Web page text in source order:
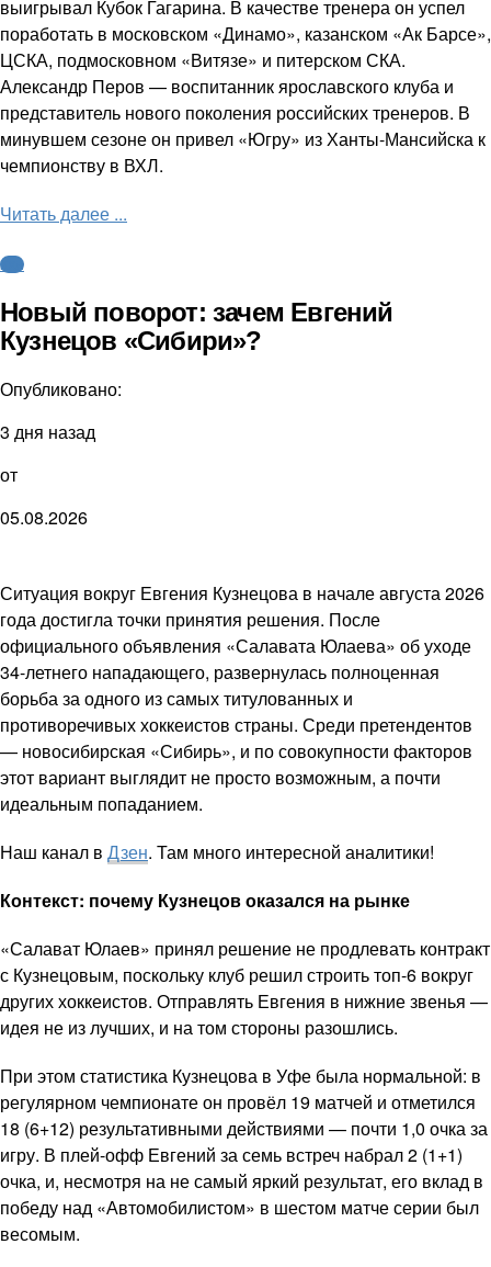
выигрывал Кубок Гагарина. В качестве тренера он успел
поработать в московском «Динамо», казанском «Ак Барсе»,
ЦСКА, подмосковном «Витязе» и питерском СКА.
Александр Перов — воспитанник ярославского клуба и
представитель нового поколения российских тренеров. В
минувшем сезоне он привел «Югру» из Ханты-Мансийска к
чемпионству в ВХЛ.
Читать далее ...
КХЛ
Новый поворот: зачем Евгений
Кузнецов «Сибири»?
Опубликовано:
3 дня назад
от
05.08.2026
Ситуация вокруг Евгения Кузнецова в начале августа 2026
года достигла точки принятия решения. После
официального объявления «Салавата Юлаева» об уходе
34-летнего нападающего, развернулась полноценная
борьба за одного из самых титулованных и
противоречивых хоккеистов страны. Среди претендентов
— новосибирская «Сибирь», и по совокупности факторов
этот вариант выглядит не просто возможным, а почти
идеальным попаданием.
Наш канал в Дзен. Там много интересной аналитики!
Контекст: почему Кузнецов оказался на рынке
«Салават Юлаев» принял решение не продлевать контракт
с Кузнецовым, поскольку клуб решил строить топ-6 вокруг
других хоккеистов. Отправлять Евгения в нижние звенья —
идея не из лучших, и на том стороны разошлись.
При этом статистика Кузнецова в Уфе была нормальной: в
регулярном чемпионате он провёл 19 матчей и отметился
18 (6+12) результативными действиями — почти 1,0 очка за
игру. В плей-офф Евгений за семь встреч набрал 2 (1+1)
очка, и, несмотря на не самый яркий результат, его вклад в
победу над «Автомобилистом» в шестом матче серии был
весомым.